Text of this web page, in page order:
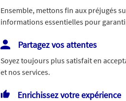
Ensemble, mettons fin aux préjugés
informations essentielles pour
Partagez vos attentes
Soyez toujours plus satisfait en
et nos services.
Enrichissez votre expérience